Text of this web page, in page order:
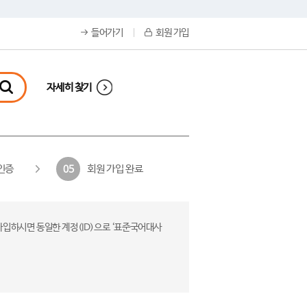
들어가기 회원 가입
자세히 찾기
증 05 회원 가입 완료
하시면 동일한 계정(ID)으로 ‘표준국어대사